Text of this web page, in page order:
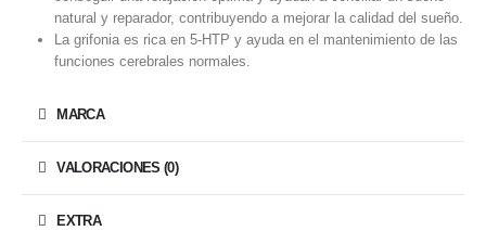
natural y reparador, contribuyendo a mejorar la calidad del sueño.
La grifonia es rica en 5-HTP y ayuda en el mantenimiento de las
funciones cerebrales normales.
MARCA
VALORACIONES (0)
EXTRA